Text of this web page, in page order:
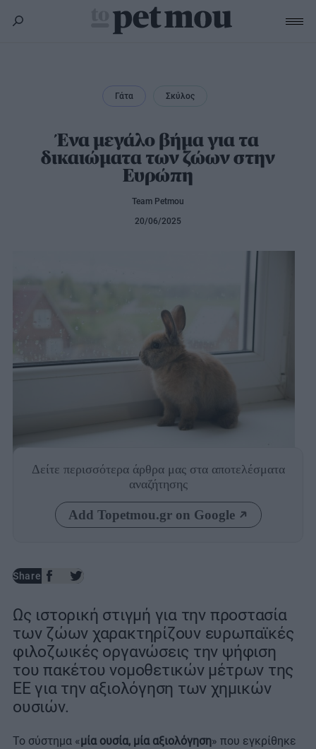
Εκπαίδευση
Lifestyle
Διατροφή
Άλλα κατοικίδια
Γάτα Σκύλος
Ένα μεγάλο βήμα για τα
δικαιώματα των ζώων στην
Ευρώπη
Team Petmou
20/06/2025
Photo: Unsplash
Δείτε περισσότερα άρθρα μας στα αποτελέσματα
αναζήτησης
Add Topetmou.gr on Google
Share
Ως ιστορική στιγμή για την προστασία
των ζώων χαρακτηρίζουν ευρωπαϊκές
φιλοζωικές οργανώσεις την ψήφιση
του πακέτου νομοθετικών μέτρων της
ΕΕ για την αξιολόγηση των χημικών
ουσιών.
Το σύστημα «μία ουσία, μία αξιολόγηση» που εγκρίθηκε